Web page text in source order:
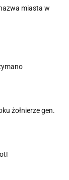
miasta w
żołnierze gen.